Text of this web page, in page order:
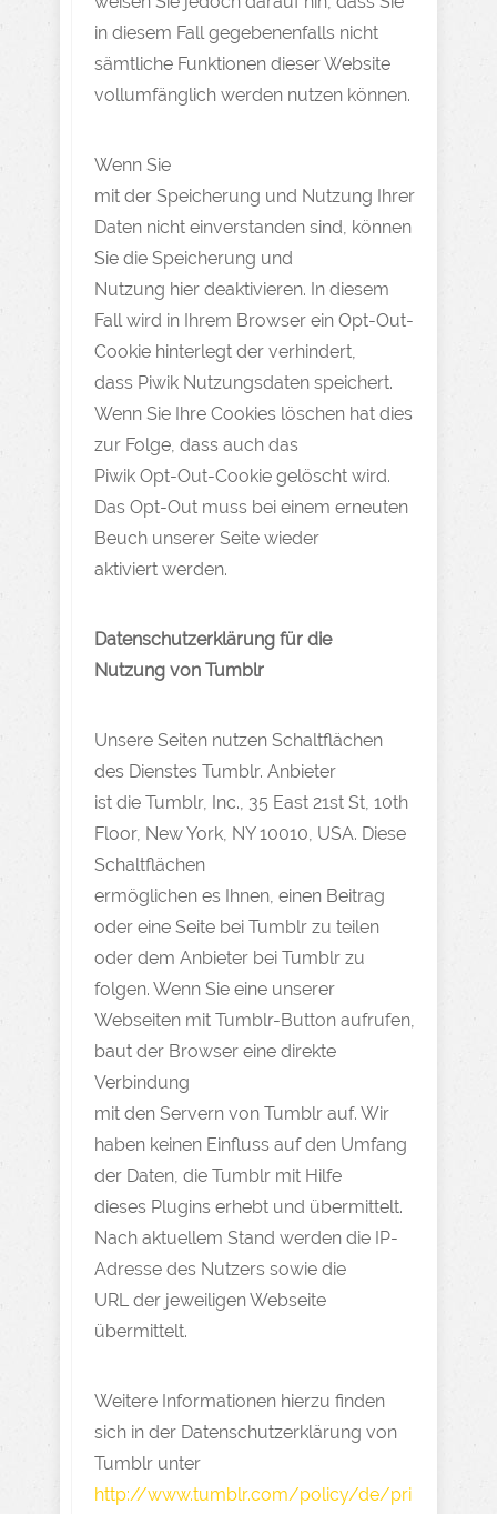
in diesem Fall gegebenenfalls nicht
sämtliche Funktionen dieser Website
vollumfänglich werden nutzen können.
Wenn Sie
mit der Speicherung und Nutzung Ihrer
Daten nicht einverstanden sind, können
Sie die Speicherung und
Nutzung hier deaktivieren. In diesem
Fall wird in Ihrem Browser ein Opt-Out-
Cookie hinterlegt der verhindert,
dass Piwik Nutzungsdaten speichert.
Wenn Sie Ihre Cookies löschen hat dies
zur Folge, dass auch das
Piwik Opt-Out-Cookie gelöscht wird.
Das Opt-Out muss bei einem erneuten
Beuch unserer Seite wieder
aktiviert werden.
Datenschutzerklärung für die
Nutzung von Tumblr
Unsere Seiten nutzen Schaltflächen
des Dienstes Tumblr. Anbieter
ist die Tumblr, Inc., 35 East 21st St, 10th
Floor, New York, NY 10010, USA. Diese
Schaltflächen
ermöglichen es Ihnen, einen Beitrag
oder eine Seite bei Tumblr zu teilen
oder dem Anbieter bei Tumblr zu
folgen. Wenn Sie eine unserer
Webseiten mit Tumblr-Button aufrufen,
baut der Browser eine direkte
Verbindung
mit den Servern von Tumblr auf. Wir
haben keinen Einfluss auf den Umfang
der Daten, die Tumblr mit Hilfe
dieses Plugins erhebt und übermittelt.
Nach aktuellem Stand werden die IP-
Adresse des Nutzers sowie die
URL der jeweiligen Webseite
übermittelt.
Weitere Informationen hierzu finden
sich in der Datenschutzerklärung von
Tumblr unter
http://www.tumblr.com/policy/de/pri